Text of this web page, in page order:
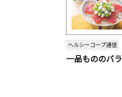
ヘルシーコープ通信
一品もののバ